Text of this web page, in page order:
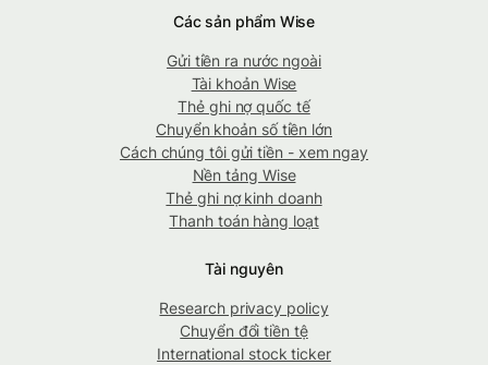
Các sản phẩm Wise
Gửi tiền ra nước ngoài
Tài khoản Wise
Thẻ ghi nợ quốc tế
Chuyển khoản số tiền lớn
Cách chúng tôi gửi tiền - xem ngay
Nền tảng Wise
Thẻ ghi nợ kinh doanh
Thanh toán hàng loạt
Tài nguyên
Research privacy policy
Chuyển đổi tiền tệ
International stock ticker